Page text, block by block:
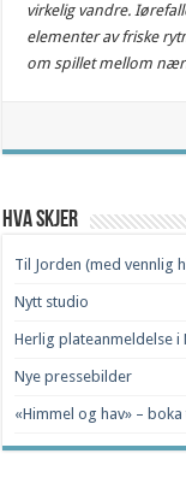
virkelig vandre.
elementer av friske
om spillet mellom
Hva skjer
Til Jorden (med vennlig
Nytt studio
Herlig plateanmeldelse i
Nye pressebilder
«Himmel og hav» –